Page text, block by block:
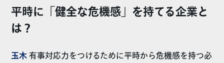
平時に「健全な危機感」を持てる企業と
は？
玉木有事対応力をつけるために平時から危機感を持つ必